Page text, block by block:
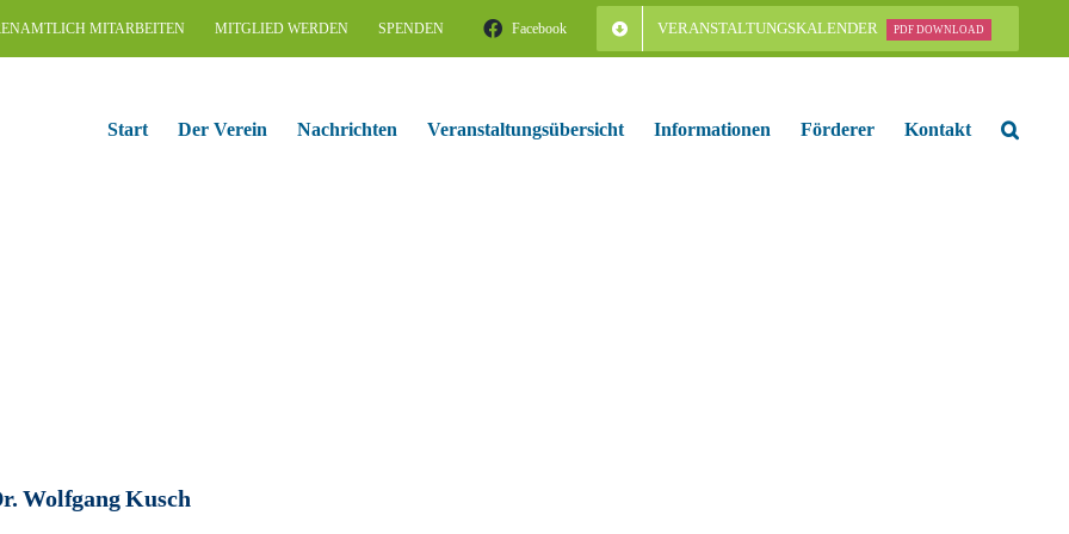
MITARBEITEN MITGLIED WERDEN SPENDEN Facebook VERANSTALTUNGSKALENDER PDF DOWNLOAD
Start Der Verein Nachrichten Veranstaltungsübersicht Informationen Förderer Kontakt
Wolfgang Kusch